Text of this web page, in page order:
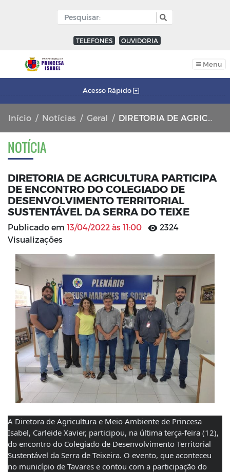
TELEFONES OUVIDORIA
Menu
Acesso Rápido
Início Notícias Geral DIRETORIA DE AGRICULTURA PARTICIPA DE ENCONTRO DO COLEGIADO DE DESENVOLVIMENTO TERRITORIAL SUSTENTÁVEL DA SERRA DO TEIXE
NOTÍCIA
DIRETORIA DE AGRICULTURA PARTICIPA
DE ENCONTRO DO COLEGIADO DE
DESENVOLVIMENTO TERRITORIAL
SUSTENTÁVEL DA SERRA DO TEIXE
Publicado em 13/04/2022 às 11:00
2324
Visualizações
A Diretora de Agricultura e Meio Ambiente de Princesa
Isabel, Carleide Xavier, participou, na última terça-feira (12),
do encontro do Colegiado de Desenvolvimento Territorial
Sustentável da Serra de Teixeira. O evento, que aconteceu
no município de Tavares e contou com a participação do